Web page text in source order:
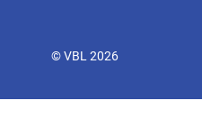
© VBL 2026